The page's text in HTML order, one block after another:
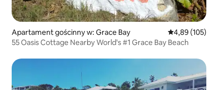
Apartament gościnny w: Grace Bay Średnia
4,89 (105)
55 Oasis Cottage Nearby World's #1 Grace Bay Beach